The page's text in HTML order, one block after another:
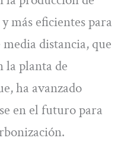
más eficientes para
distancia, que
la planta de
ha avanzado
en el futuro para